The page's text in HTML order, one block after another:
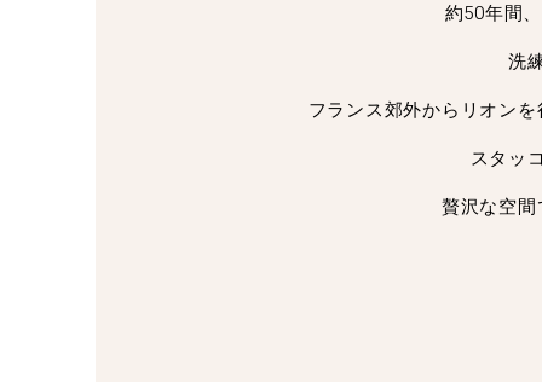
約50年間
洗
フランス郊外からリオン
スタッ
贅沢な空